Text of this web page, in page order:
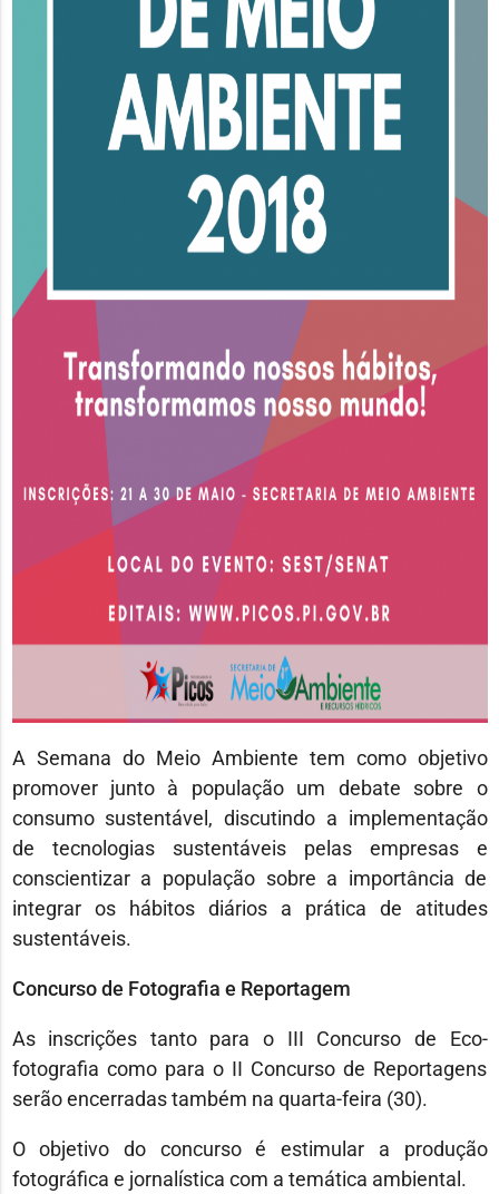
A Semana do Meio Ambiente tem como objetivo
promover junto à população um debate sobre o
consumo sustentável, discutindo a implementação
de tecnologias sustentáveis pelas empresas e
conscientizar a população sobre a importância de
integrar os hábitos diários a prática de atitudes
sustentáveis.
Concurso de Fotografia e Reportagem
As inscrições tanto para o III Concurso de Eco-
fotografia como para o II Concurso de Reportagens
serão encerradas também na quarta-feira (30).
O objetivo do concurso é estimular a produção
fotográfica e jornalística com a temática ambiental.